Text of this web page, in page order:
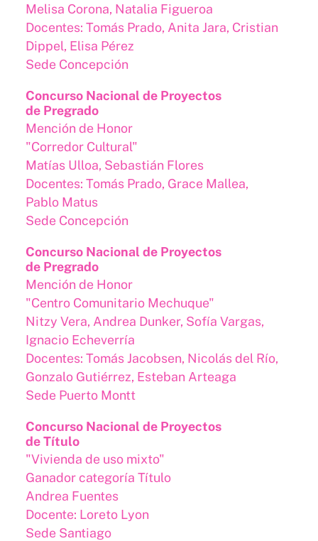
Melisa Corona, Natalia Figueroa
Docentes: Tomás Prado, Anita Jara, Cristian
Dippel, Elisa Pérez
Sede Concepción
Concurso Nacional de Proyectos
de Pregrado
Mención de Honor
"Corredor Cultural"
Matías Ulloa, Sebastián Flores
Docentes: Tomás Prado, Grace Mallea,
Pablo Matus
Sede Concepción
Concurso Nacional de Proyectos
de Pregrado
Mención de Honor
"Centro Comunitario Mechuque"
Nitzy Vera, Andrea Dunker, Sofía Vargas,
Ignacio Echeverría
Docentes: Tomás Jacobsen, Nicolás del Río,
Gonzalo Gutiérrez, Esteban Arteaga
Sede Puerto Montt
Concurso Nacional de Proyectos
de Título
"Vivienda de uso mixto"
Ganador categoría Título
Andrea Fuentes
Docente: Loreto Lyon
Sede Santiago